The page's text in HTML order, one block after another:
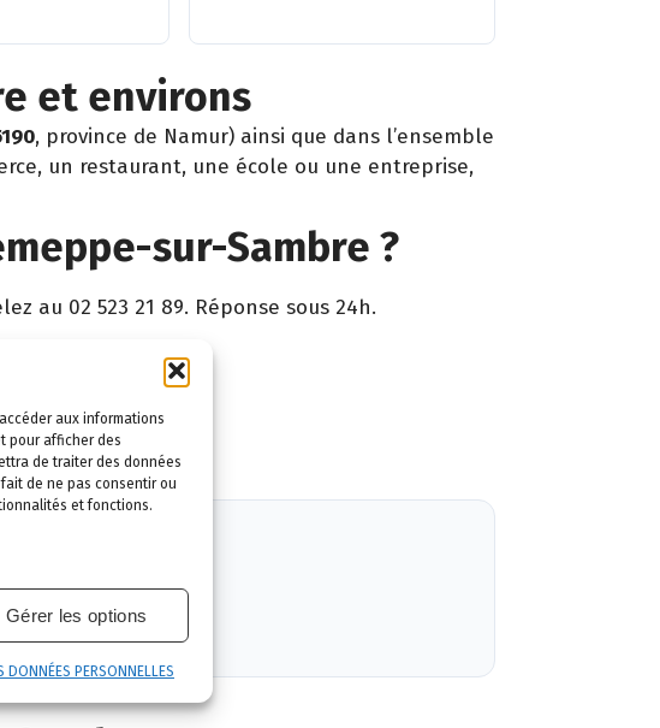
aux informations
pour afficher des
de traiter des données
de ne pas consentir ou
et fonctions.
Gérer les options
PERSONNELLES
et environs
, province de Namur) ainsi que dans l’ensemble
un restaurant, une école ou une entreprise,
sur-Sambre ?
au 02 523 21 89. Réponse sous 24h.
garantie.